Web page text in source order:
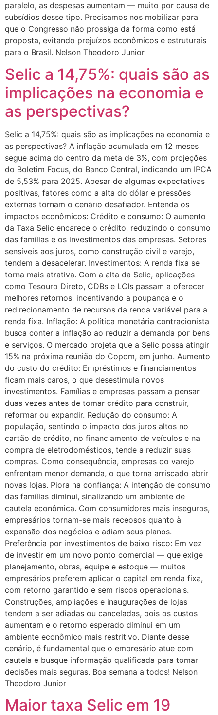
paralelo, as despesas aumentam — muito por causa de
subsídios desse tipo. Precisamos nos mobilizar para
que o Congresso não prossiga da forma como está
proposta, evitando prejuízos econômicos e estruturais
para o Brasil. Nelson Theodoro Junior
Selic a 14,75%: quais são as
implicações na economia e
as perspectivas?
Selic a 14,75%: quais são as implicações na economia e
as perspectivas? A inflação acumulada em 12 meses
segue acima do centro da meta de 3%, com projeções
do Boletim Focus, do Banco Central, indicando um IPCA
de 5,53% para 2025. Apesar de algumas expectativas
positivas, fatores como a alta do dólar e pressões
externas tornam o cenário desafiador. Entenda os
impactos econômicos: Crédito e consumo: O aumento
da Taxa Selic encarece o crédito, reduzindo o consumo
das famílias e os investimentos das empresas. Setores
sensíveis aos juros, como construção civil e varejo,
tendem a desacelerar. Investimentos: A renda fixa se
torna mais atrativa. Com a alta da Selic, aplicações
como Tesouro Direto, CDBs e LCIs passam a oferecer
melhores retornos, incentivando a poupança e o
redirecionamento de recursos da renda variável para a
renda fixa. Inflação: A política monetária contracionista
busca conter a inflação ao reduzir a demanda por bens
e serviços. O mercado projeta que a Selic possa atingir
15% na próxima reunião do Copom, em junho. Aumento
do custo do crédito: Empréstimos e financiamentos
ficam mais caros, o que desestimula novos
investimentos. Famílias e empresas passam a pensar
duas vezes antes de tomar crédito para construir,
reformar ou expandir. Redução do consumo: A
população, sentindo o impacto dos juros altos no
cartão de crédito, no financiamento de veículos e na
compra de eletrodomésticos, tende a reduzir suas
compras. Como consequência, empresas do varejo
enfrentam menor demanda, o que torna arriscado abrir
novas lojas. Piora na confiança: A intenção de consumo
das famílias diminui, sinalizando um ambiente de
cautela econômica. Com consumidores mais inseguros,
empresários tornam-se mais receosos quanto à
expansão dos negócios e adiam seus planos.
Preferência por investimentos de baixo risco: Em vez
de investir em um novo ponto comercial — que exige
planejamento, obras, equipe e estoque — muitos
empresários preferem aplicar o capital em renda fixa,
com retorno garantido e sem riscos operacionais.
Construções, ampliações e inaugurações de lojas
tendem a ser adiadas ou canceladas, pois os custos
aumentam e o retorno esperado diminui em um
ambiente econômico mais restritivo. Diante desse
cenário, é fundamental que o empresário atue com
cautela e busque informação qualificada para tomar
decisões mais seguras. Boa semana a todos! Nelson
Theodoro Junior
Maior taxa Selic em 19